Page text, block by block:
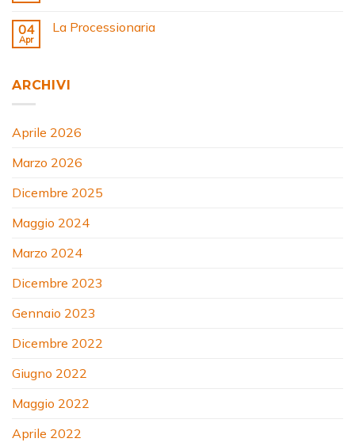
04
Apr
La Processionaria
ARCHIVI
Aprile 2026
Marzo 2026
Dicembre 2025
Maggio 2024
Marzo 2024
Dicembre 2023
Gennaio 2023
Dicembre 2022
Giugno 2022
Maggio 2022
Aprile 2022